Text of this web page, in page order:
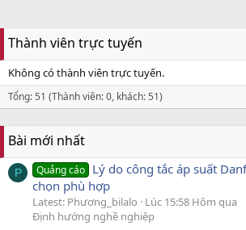
Thành viên trực tuyến
Không có thành viên trực tuyến.
Tổng: 51 (Thành viên: 0, khách: 51)
Bài mới nhất
P Quảng cáo Lý do công tắc áp suất
chọn phù hợp
Latest: Phương_bilalo
Lúc 15:58 Hôm qua
Định hướng nghề nghiệp